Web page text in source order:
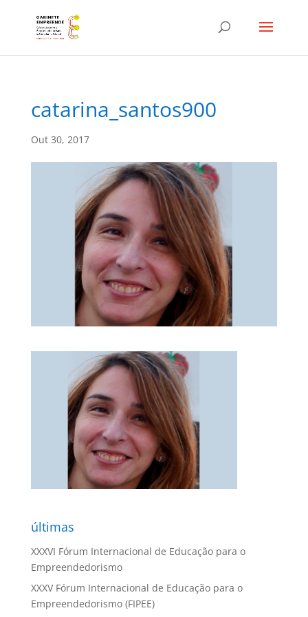
catarina_santos900
Out 30, 2017
últimas
XXXVI Fórum Internacional de Educação para o
Empreendedorismo
XXXV Fórum Internacional de Educação para o
Empreendedorismo (FIPEE)